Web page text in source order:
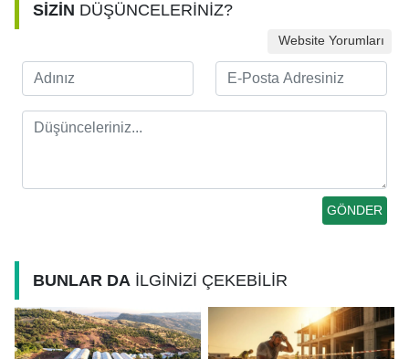
SİZİN DÜŞÜNCELERİNİZ?
Website Yorumları
BUNLAR DA İLGİNİZİ ÇEKEBİLİR